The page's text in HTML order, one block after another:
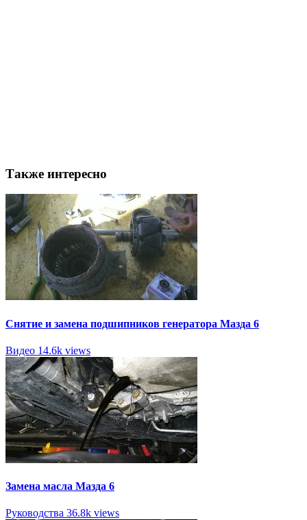
Также интересно
Снятие и замена подшипников генератора Мазда 6
Видео 14.6k views
Замена масла Мазда 6
Руководства 36.8k views